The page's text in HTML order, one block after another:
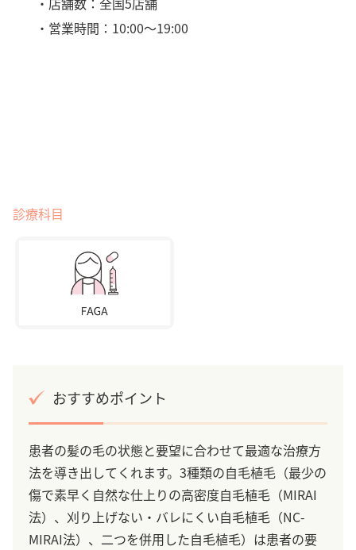
・営業時間：10:00～19:00
診療科目
おすすめポイント
患者の髪の毛の状態と要望に合わせて最適な治療方
法を導き出してくれます。3種類の自毛植毛（最少の
傷で素早く自然な仕上りの高密度自毛植毛（MIRAI
法）、刈り上げない・バレにくい自毛植毛（NC-
MIRAI法）、二つを併用した自毛植毛）は患者の要